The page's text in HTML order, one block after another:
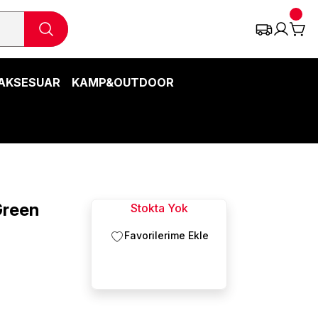
KAMP&OUTDOOR
Stokta Yok